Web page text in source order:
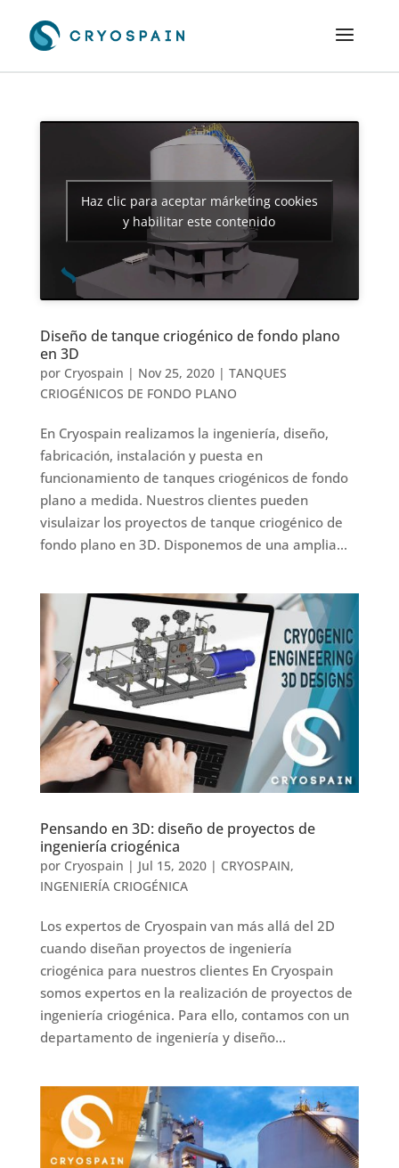
Haz clic para aceptar márketing cookies
y habilitar este contenido
Diseño de tanque criogénico de fondo plano
en 3D
por Cryospain | Nov 25, 2020| TANQUES
CRIOGÉNICOS DE FONDO PLANO
En Cryospain realizamos la ingeniería, diseño,
fabricación, instalación y puesta en
funcionamiento de tanques criogénicos de fondo
plano a medida. Nuestros clientes pueden
visulaizar los proyectos de tanque criogénico de
fondo plano en 3D. Disponemos de una amplia...
Pensando en 3D: diseño de proyectos de
ingeniería criogénica
por Cryospain | Jul 15, 2020| CRYOSPAIN,
INGENIERÍA CRIOGÉNICA
Los expertos de Cryospain van más allá del 2D
cuando diseñan proyectos de ingeniería
criogénica para nuestros clientes En Cryospain
somos expertos en la realización de proyectos de
ingeniería criogénica. Para ello, contamos con un
departamento de ingeniería y diseño...